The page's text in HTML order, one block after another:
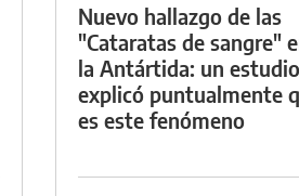
Nuevo hallazgo de las
"Cataratas de sangre"
la Antártida: un estudio
explicó puntualmente
es este fenómeno